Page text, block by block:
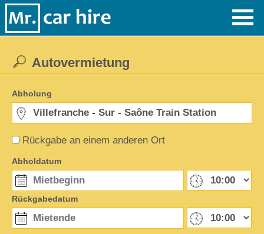
Rückgabe an einem anderen Ort
Autovermietung
Abholung
Abholdatum
Rückgabedatum